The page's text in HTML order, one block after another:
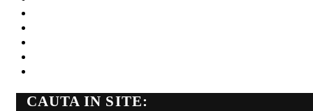
CAUTA IN SITE: